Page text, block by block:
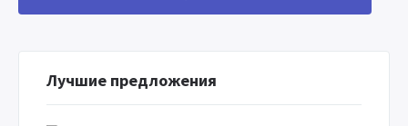
Лучшие предложения